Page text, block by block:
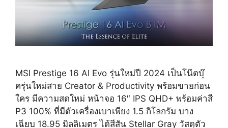
MSI Prestige 16 AI Evo รุ่นใหม่ปี 2024 เป็นโน๊ตบุ๊
ครุ่นใหม่สาย Creator & Productivity พร้อมขายก่อน
ใคร มีความสดใหม่ หน้าจอ 16″ IPS QHD+ พร้อมค่าสี
P3 100% ที่มีตัวเครื่องเบาเพียง 1.5 กิโลกรัม บาง
เฉียบ 18.95 มิลลิเมตร ได้สีสัน Stellar Gray วัสดุตัว